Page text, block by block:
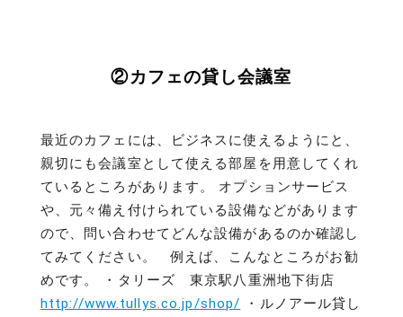
②カフェの貸し会議室
最近のカフェには、ビジネスに使えるようにと、
親切にも会議室として使える部屋を用意してくれ
ているところがあります。 オプションサービス
や、元々備え付けられている設備などがあります
ので、問い合わせてどんな設備があるのか確認し
てみてください。 例えば、こんなところがお勧
めです。 ・タリーズ 東京駅八重洲地下街店
http://www.tullys.co.jp/shop/ ・ルノアール貸し